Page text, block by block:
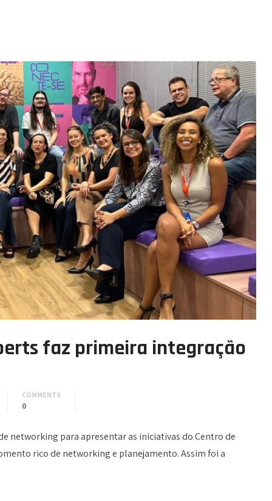
faz primeira integração
COMMENTS
0
networking para apresentar as iniciativas do Centro de
rico de networking e planejamento. Assim foi a